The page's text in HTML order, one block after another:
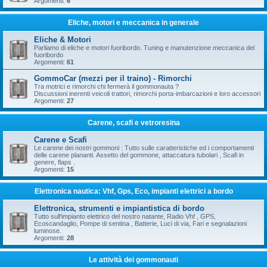
Eliche, motori e meccanica in generale
Eliche & Motori
Parliamo di eliche e motori fuoribordo. Tuning e manutenzione meccanica del
fuoribordo
Argomenti: 61
GommoCar (mezzi per il traino) - Rimorchi
Tra motrici e rimorchi chi fermerà il gommonauta ?
Discussioni inerenti veicoli trattori, rimorchi porta-imbarcazioni e loro accessori
Argomenti: 27
Carene, scafi e vetroresina
Carene e Scafi
Le carene dei nostri gommoni : Tutto sulle caratteristiche ed i comportamenti
delle carene plananti. Assetto del gommone, attaccatura tubolari , Scafi in
genere, flaps .
Argomenti: 15
Elettronica nautica: Vhf, Gps, Eco, impianti elettrici a bordo
Elettronica, strumenti e impiantistica di bordo
Tutto sull'impianto elettrico del nostro natante, Radio Vhf , GPS,
Ecoscandaglio, Pompe di sentina , Batterie, Luci di via, Fari e segnalazioni
luminose.
Argomenti: 28
Le attività dei gommonauti